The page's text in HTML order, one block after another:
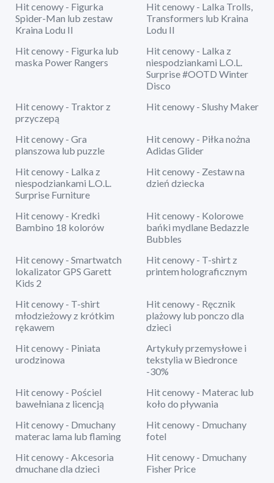
Hit cenowy - Figurka
Spider-Man lub zestaw
Kraina Lodu II
Hit cenowy - Lalka Trolls,
Transformers lub Kraina
Lodu II
Hit cenowy - Figurka lub
maska Power Rangers
Hit cenowy - Lalka z
niespodziankami L.O.L.
Surprise #OOTD Winter
Disco
Hit cenowy - Traktor z
przyczepą
Hit cenowy - Slushy Maker
Hit cenowy - Gra
planszowa lub puzzle
Hit cenowy - Piłka nożna
Adidas Glider
Hit cenowy - Lalka z
niespodziankami L.O.L.
Surprise Furniture
Hit cenowy - Zestaw na
dzień dziecka
Hit cenowy - Kredki
Bambino 18 kolorów
Hit cenowy - Kolorowe
bańki mydlane Bedazzle
Bubbles
Hit cenowy - Smartwatch
lokalizator GPS Garett
Kids 2
Hit cenowy - T-shirt z
printem holograficznym
Hit cenowy - T-shirt
młodzieżowy z krótkim
rękawem
Hit cenowy - Ręcznik
plażowy lub ponczo dla
dzieci
Hit cenowy - Piniata
urodzinowa
Artykuły przemysłowe i
tekstylia w Biedronce
-30%
Hit cenowy - Pościel
bawełniana z licencją
Hit cenowy - Materac lub
koło do pływania
Hit cenowy - Dmuchany
materac lama lub flaming
Hit cenowy - Dmuchany
fotel
Hit cenowy - Akcesoria
dmuchane dla dzieci
Hit cenowy - Dmuchany
Fisher Price